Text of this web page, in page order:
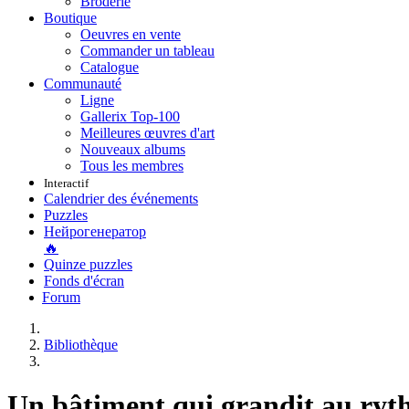
Boutique
Oeuvres en vente
Commander un tableau
Catalogue
Communauté
Ligne
Gallerix Top-100
Meilleures œuvres d'art
Nouveaux albums
Tous les membres
Interactif
Calendrier des événements
Puzzles
Нейрогенератор
🔥
Quinze puzzles
Fonds d'écran
Forum
Bibliothèque